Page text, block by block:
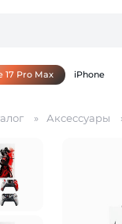
17 Pro Max iPhone
Аксессуары